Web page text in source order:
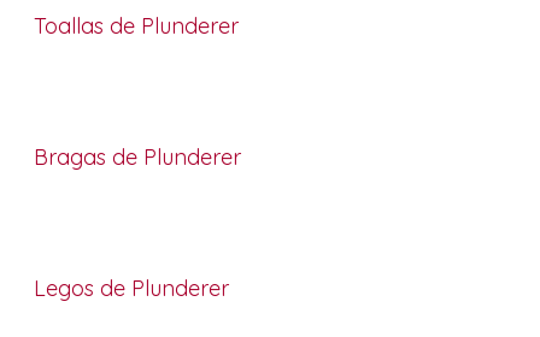
Toallas de Plunderer
Bragas de Plunderer
Legos de Plunderer